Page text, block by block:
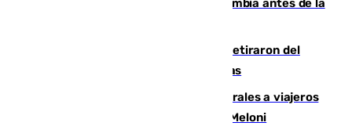
Felipe VI refuerza los lazos con Colombia antes de la
Fernando Calero y Carlos Dotor se retiraron del
encuentro contra el Ceuta con molestias
España restablece controles temporales a viajeros
procedentes de Italia como repuesta a Meloni